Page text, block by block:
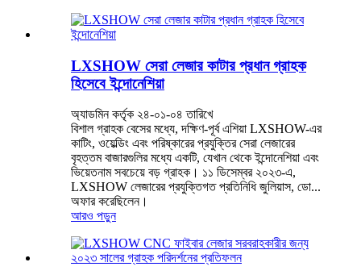
LXSHOW সেরা লেজার কাটার প্রধান গ্রাহক
হিসেবে ইন্দোনেশিয়া
অ্যাডমিন কর্তৃক ২৪-০১-০৪ তারিখে
বিশাল গ্রাহক বেসের মধ্যে, দক্ষিণ-পূর্ব এশিয়া LXSHOW-এর
কাটিং, ওয়েল্ডিং এবং পরিষ্কারের প্রযুক্তির সেরা লেজারের
বৃহত্তম বাজারগুলির মধ্যে একটি, যেখান থেকে ইন্দোনেশিয়া এবং
ভিয়েতনাম সবচেয়ে বড় গ্রাহক। ১১ ডিসেম্বর ২০২৩-এ,
LXSHOW লেজারের প্রযুক্তিগত প্রতিনিধি জুলিয়াস, ডো...
অফার করেছিলেন।
আরও পড়ুন